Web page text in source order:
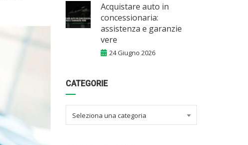
Acquistare auto in
concessionaria:
assistenza e garanzie
vere
24 Giugno 2026
CATEGORIE
Seleziona una categoria